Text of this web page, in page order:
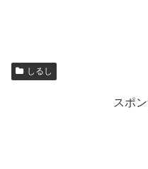
しるし
スポ